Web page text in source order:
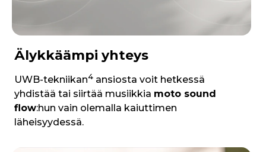
Älykkäämpi yhteys
UWB-tekniikan4 ansiosta voit hetkessä
yhdistää tai siirtää musiikkia moto sound
flow:hun vain olemalla kaiuttimen
läheisyydessä.